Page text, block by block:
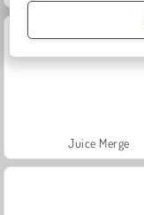
Juice Merge